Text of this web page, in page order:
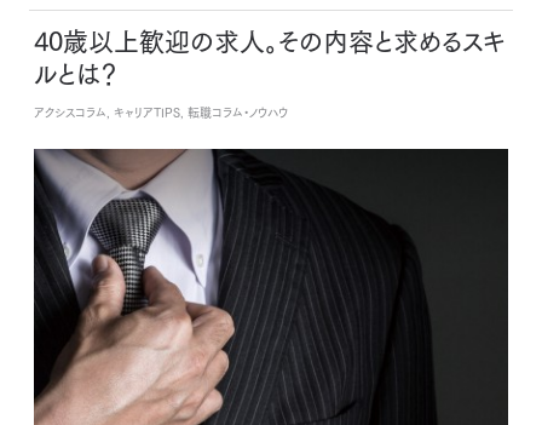
40歳以上歓迎の求人。その内容と求めるスキ
ルとは？
アクシスコラム, キャリアTIPS, 転職コラム・ノウハウ